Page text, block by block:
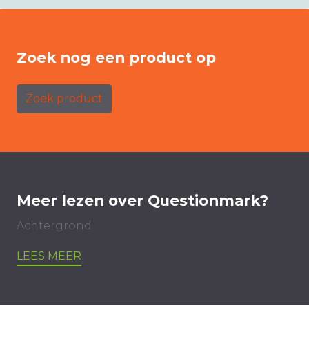
Zoek nog een product op
Zoek product
Meer lezen over Questionmark?
Achtergrond
LEES MEER